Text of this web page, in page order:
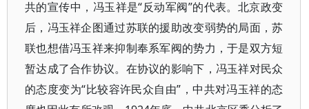
共的宣传中，冯玉祥是“反动军阀”的代表。北京政变
后，冯玉祥企图通过苏联的援助改变弱势的局面，苏
联也想借冯玉祥来抑制奉系军阀的势力，于是双方短
暂达成了合作协议。在协议的影响下，冯玉祥对民众
的态度变为“比较容许民众自由”，中共对冯玉祥的态